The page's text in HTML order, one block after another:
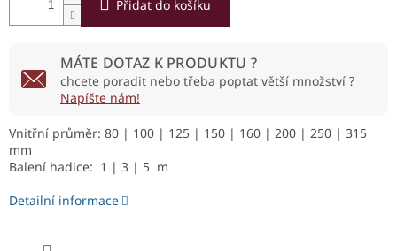
Přidat do košíku
MÁTE DOTAZ K PRODUKTU ?
chcete poradit nebo třeba poptat větší množství ?
Napíšte nám!
Vnitřní průměr: 80 | 100 | 125 | 150 | 160 | 200 | 250 | 315
mm
Balení hadice: 1 | 3 | 5 m
Detailní informace